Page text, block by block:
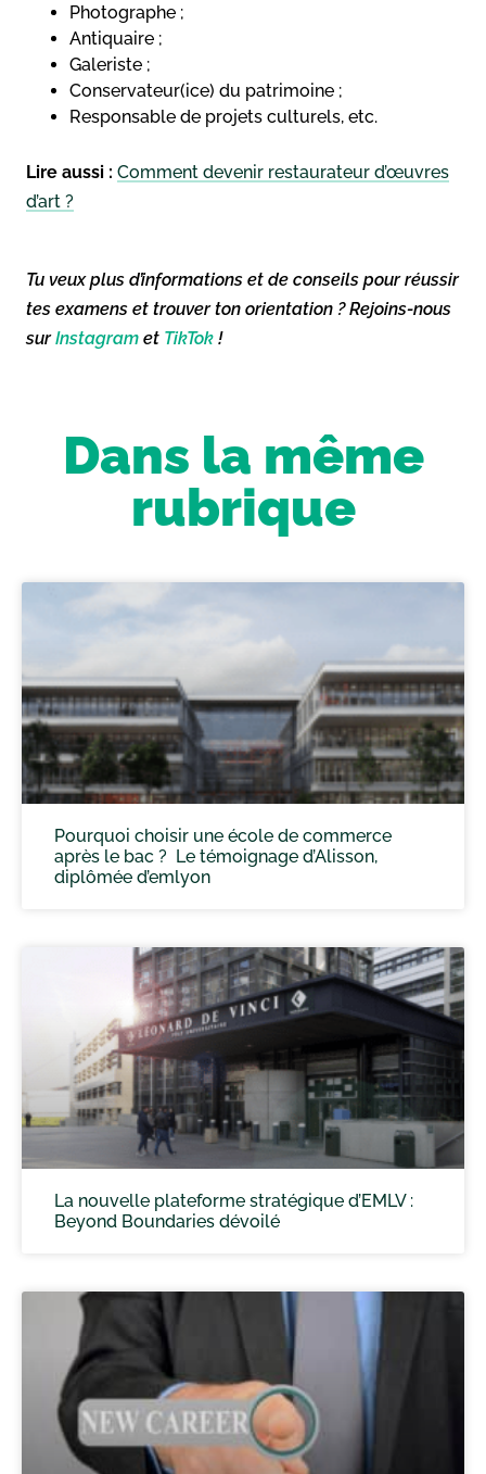
Photographe ;
Antiquaire ;
Galeriste ;
Conservateur(ice) du patrimoine ;
Responsable de projets culturels, etc.
Lire aussi : Comment devenir restaurateur d’œuvres
d’art ?
Tu veux plus d’informations et de conseils pour réussir
tes examens et trouver ton orientation ? Rejoins-nous
surInstagram et TikTok !
Dans la même
rubrique
Pourquoi choisir une école de commerce
après le bac ? Le témoignage d’Alisson,
diplômée d’emlyon
La nouvelle plateforme stratégique d’EMLV :
Beyond Boundaries dévoilé